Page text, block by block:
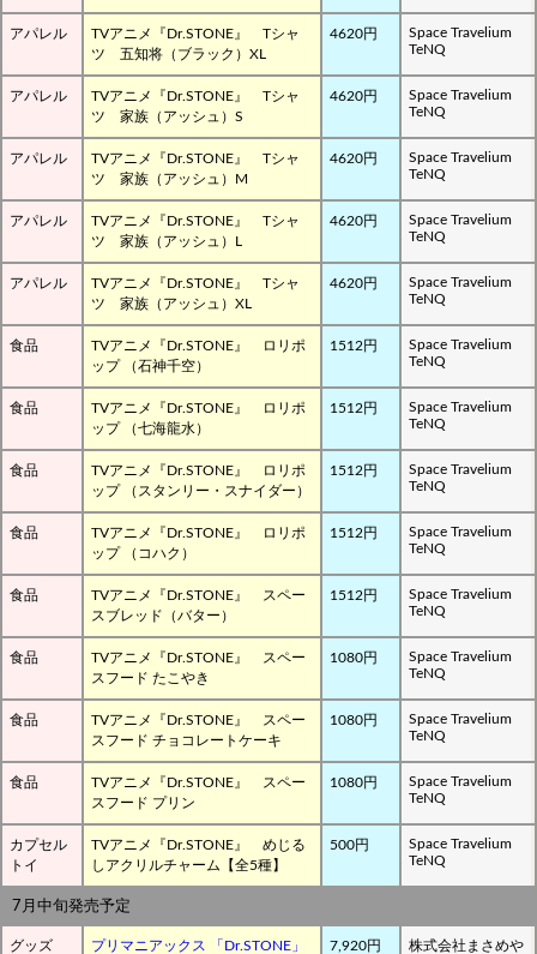
アパレル
TVアニメ『Dr.STONE』 Tシャ
ツ 五知将（ブラック）XL
4620円
Space Travelium
TeNQ
アパレル
TVアニメ『Dr.STONE』 Tシャ
ツ 家族（アッシュ）S
4620円
Space Travelium
TeNQ
アパレル
TVアニメ『Dr.STONE』 Tシャ
ツ 家族（アッシュ）M
4620円
Space Travelium
TeNQ
アパレル
TVアニメ『Dr.STONE』 Tシャ
ツ 家族（アッシュ）L
4620円
Space Travelium
TeNQ
アパレル
TVアニメ『Dr.STONE』 Tシャ
ツ 家族（アッシュ）XL
4620円
Space Travelium
TeNQ
食品
TVアニメ『Dr.STONE』 ロリポ
ップ （石神千空）
1512円
Space Travelium
TeNQ
食品
TVアニメ『Dr.STONE』 ロリポ
ップ （七海龍水）
1512円
Space Travelium
TeNQ
食品
TVアニメ『Dr.STONE』 ロリポ
ップ （スタンリー・スナイダー）
1512円
Space Travelium
TeNQ
食品
TVアニメ『Dr.STONE』 ロリポ
ップ （コハク）
1512円
Space Travelium
TeNQ
食品
TVアニメ『Dr.STONE』 スペー
スブレッド（バター）
1512円
Space Travelium
TeNQ
食品
TVアニメ『Dr.STONE』 スペー
スフード たこやき
1080円
Space Travelium
TeNQ
食品
TVアニメ『Dr.STONE』 スペー
スフード チョコレートケーキ
1080円
Space Travelium
TeNQ
食品
TVアニメ『Dr.STONE』 スペー
スフード プリン
1080円
Space Travelium
TeNQ
カプセル
トイ
TVアニメ『Dr.STONE』 めじる
しアクリルチャーム【全5種】
500円
Space Travelium
TeNQ
7月中旬発売予定
グッズ
プリマニアックス 「Dr.STONE」
7,920円 株式会社まさめや